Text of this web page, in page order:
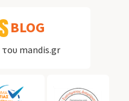
BLOG
του mandis.gr